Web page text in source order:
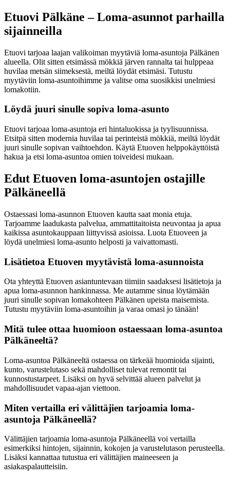
Etuovi Pälkäne – Loma-asunnot parhailla
sijainneilla
Etuovi tarjoaa laajan valikoiman myytäviä loma-asuntoja Pälkänen
alueella. Olit sitten etsimässä mökkiä järven rannalta tai hulppeaa
huvilaa metsän siimeksestä, meiltä löydät etsimäsi. Tutustu
myytäviin loma-asuntoihimme ja valitse oma suosikkisi unelmiesi
lomakotiin.
Löydä juuri sinulle sopiva loma-asunto
Etuovi tarjoaa loma-asuntoja eri hintaluokissa ja tyylisuunnissa.
Etsitpä sitten modernia huvilaa tai perinteistä mökkiä, meiltä löydät
juuri sinulle sopivan vaihtoehdon. Käytä Etuoven helppokäyttöistä
hakua ja etsi loma-asuntoa omien toiveidesi mukaan.
Edut Etuoven loma-asuntojen ostajille
Pälkäneellä
Ostaessasi loma-asunnon Etuoven kautta saat monia etuja.
Tarjoamme laadukasta palvelua, ammattitaitoista neuvontaa ja apua
kaikissa asuntokauppaan liittyvissä asioissa. Luota Etuoveen ja
löydä unelmiesi loma-asunto helposti ja vaivattomasti.
Lisätietoa Etuoven myytävistä loma-asunnoista
Ota yhteyttä Etuoven asiantuntevaan tiimiin saadaksesi lisätietoja ja
apua loma-asunnon hankinnassa. Me autamme sinua löytämään
juuri sinulle sopivan lomakohteen Pälkänen upeista maisemista.
Tutustu myytäviin loma-asuntoihin ja varaa omasi jo tänään!
Mitä tulee ottaa huomioon ostaessaan loma-asuntoa
Pälkäneeltä?
Loma-asuntoa Pälkäneeltä ostaessa on tärkeää huomioida sijainti,
kunto, varustelutaso sekä mahdolliset tulevat remontit tai
kunnostustarpeet. Lisäksi on hyvä selvittää alueen palvelut ja
mahdollisuudet vapaa-ajan viettoon.
Miten vertailla eri välittäjien tarjoamia loma-
asuntoja Pälkäneellä?
Välittäjien tarjoamia loma-asuntoja Pälkäneellä voi vertailla
esimerkiksi hintojen, sijainnin, kokojen ja varustelutason perusteella.
Lisäksi kannattaa tutustua eri välittäjien maineeseen ja
asiakaspalautteisiin.